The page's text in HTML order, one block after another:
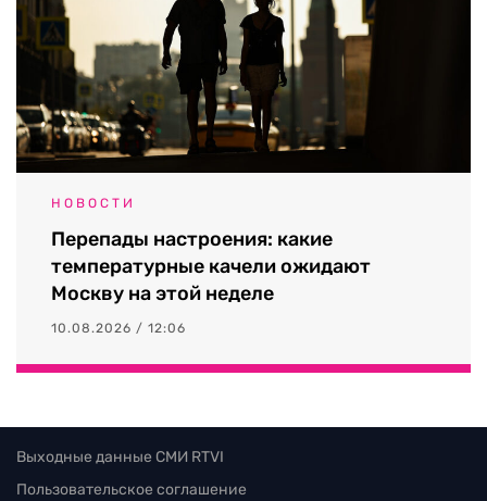
НОВОСТИ
Перепады настроения: какие
температурные качели ожидают
Москву на этой неделе
10.08.2026 / 12:06
Выходные данные СМИ RTVI
Пользовательское соглашение